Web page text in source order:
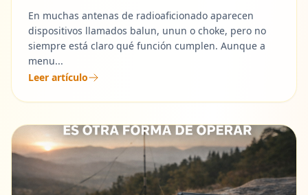
En muchas antenas de radioaficionado aparecen
dispositivos llamados balun, unun o choke, pero no
siempre está claro qué función cumplen. Aunque a
menu...
Leer artículo